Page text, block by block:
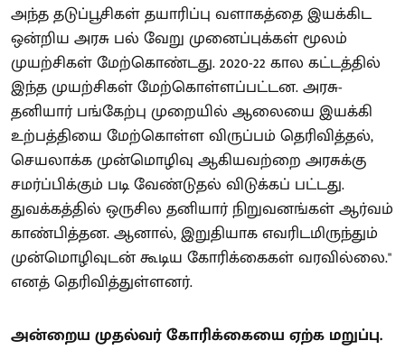
அந்த தடுப்பூசிகள் தயாரிப்பு வளாகத்தை இயக்கிட
ஒன்றிய அரசு பல் வேறு முனைப்புக்கள் மூலம்
முயற்சிகள் மேற்கொண்டது. 2020-22 கால கட்டத்தில்
இந்த முயற்சிகள் மேற்கொள்ளப்பட்டன. அரசு-
தனியார் பங்கேற்பு முறையில் ஆலையை இயக்கி
உற்பத்தியை மேற்கொள்ள விருப்பம் தெரிவித்தல்,
செயலாக்க முன்மொழிவு ஆகியவற்றை அரசுக்கு
சமர்ப்பிக்கும் படி வேண்டுதல் விடுக்கப் பட்டது.
துவக்கத்தில் ஒருசில தனியார் நிறுவனங்கள் ஆர்வம்
காண்பித்தன. ஆனால், இறுதியாக எவரிடமிருந்தும்
முன்மொழிவுடன் கூடிய கோரிக்கைகள் வரவில்லை."
எனத் தெரிவித்துள்ளனர்.
அன்றைய முதல்வர் கோரிக்கையை ஏற்க மறுப்பு.